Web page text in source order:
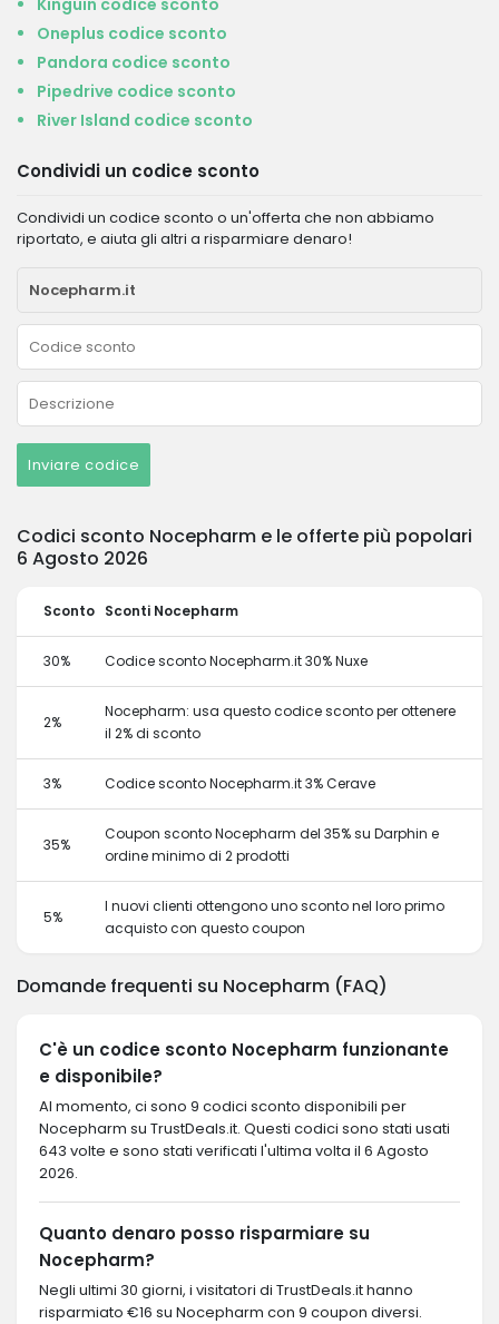
Kinguin codice sconto
Oneplus codice sconto
Pandora codice sconto
Pipedrive codice sconto
River Island codice sconto
Condividi un codice sconto
Condividi un codice sconto o un'offerta che non abbiamo
riportato, e aiuta gli altri a risparmiare denaro!
Inviare codice
Codici sconto Nocepharm e le offerte più popolari
6 Agosto 2026
Sconto Sconti Nocepharm
30% Codice sconto Nocepharm.it 30% Nuxe
2%
Nocepharm: usa questo codice sconto per ottenere
il 2% di sconto
3% Codice sconto Nocepharm.it 3% Cerave
35%
Coupon sconto Nocepharm del 35% su Darphin e
ordine minimo di 2 prodotti
5%
I nuovi clienti ottengono uno sconto nel loro primo
acquisto con questo coupon
Domande frequenti su Nocepharm (FAQ)
C'è un codice sconto Nocepharm funzionante
e disponibile?
Al momento, ci sono 9 codici sconto disponibili per
Nocepharm su TrustDeals.it. Questi codici sono stati usati
643 volte e sono stati verificati l'ultima volta il 6 Agosto
2026.
Quanto denaro posso risparmiare su
Nocepharm?
Negli ultimi 30 giorni, i visitatori di TrustDeals.it hanno
risparmiato €16 su Nocepharm con 9 coupon diversi.